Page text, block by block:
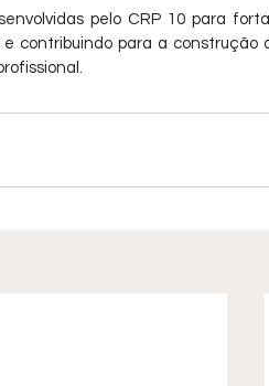
pelo CRP 10 para
contribuindo para a construção